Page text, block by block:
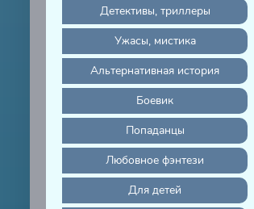
Детективы, триллеры
Ужасы, мистика
Альтернативная история
Боевик
Попаданцы
Любовное фэнтези
Для детей